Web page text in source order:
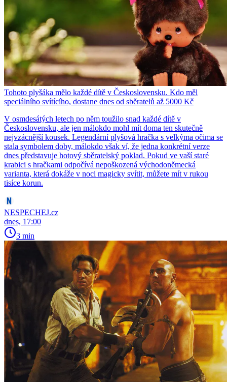
Tohoto plyšáka mělo každé dítě v Československu. Kdo měl
speciálního svítícího, dostane dnes od sběratelů až 5000 Kč
V osmdesátých letech po něm toužilo snad každé dítě v
Československu, ale jen málokdo mohl mít doma ten skutečně
nejvzácnější kousek. Legendární plyšová hračka s velkýma očima se
stala symbolem doby, málokdo však ví, že jedna konkrétní verze
dnes představuje hotový sběratelský poklad. Pokud ve vaší staré
krabici s hračkami odpočívá nepoškozená východoněmecká
varianta, která dokáže v noci magicky svítit, můžete mít v rukou
tisíce korun.
NESPECHEJ.cz
dnes, 17:00
3 min